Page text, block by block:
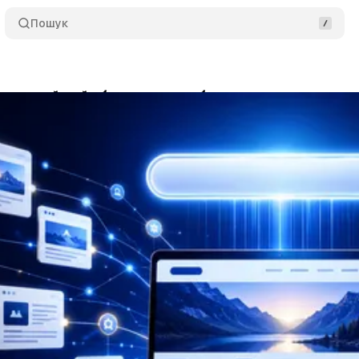
Пошук
новий сайт без великого бюджету